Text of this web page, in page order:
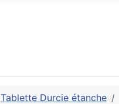
Tablette Durcie étanche